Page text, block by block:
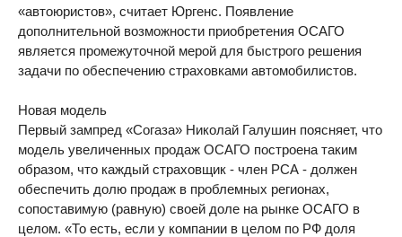
«автоюристов», считает Юргенс. Появление
дополнительной возможности приобретения ОСАГО
является промежуточной мерой для быстрого решения
задачи по обеспечению страховками автомобилистов.
Новая модель
Первый зампред «Согаза» Николай Галушин поясняет, что
модель увеличенных продаж ОСАГО построена таким
образом, что каждый страховщик - член РСА - должен
обеспечить долю продаж в проблемных регионах,
сопоставимую (равную) своей доле на рынке ОСАГО в
целом. «То есть, если у компании в целом по РФ доля